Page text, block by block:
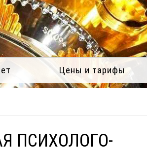
Цены и тарифы
ПСИХОЛОГО-